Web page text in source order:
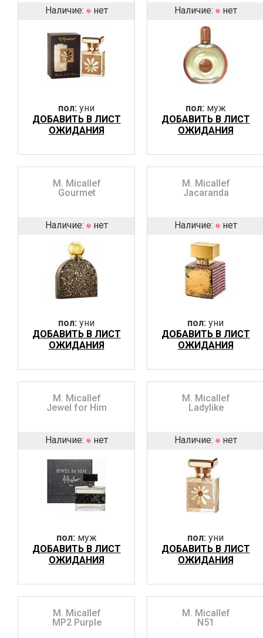
Наличие: нет
пол: уни
ДОБАВИТЬ В ЛИСТ
ОЖИДАНИЯ
Наличие: нет
пол:муж
ДОБАВИТЬ В ЛИСТ
ОЖИДАНИЯ
M. Micallef
Gourmet
Наличие: нет
пол: уни
ДОБАВИТЬ В ЛИСТ
ОЖИДАНИЯ
M. Micallef
Jacaranda
Наличие: нет
пол: уни
ДОБАВИТЬ В ЛИСТ
ОЖИДАНИЯ
M. Micallef
Jewel for Him
Наличие: нет
пол:муж
ДОБАВИТЬ В ЛИСТ
ОЖИДАНИЯ
M. Micallef
Ladylike
Наличие: нет
пол: уни
ДОБАВИТЬ В ЛИСТ
ОЖИДАНИЯ
M. Micallef
MP2 Purple
M. Micallef
N51